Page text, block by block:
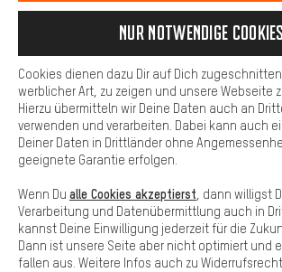
Hinweisgebersystem Hinweise zur
Cookie-Einstellungen Kontrast
Alle Preise verstehen sich in Euro und exkl.
Versandkostenfür Lieferung
Verfügung stellen. Zudem hast du die
Services zu nutzen, die es dir erleichtern
finden. Beispielsweise bieten wir eine
Fragen schnell und unkompliziert
Basis
Basis-Cookies gewährleisten, dass Du
grundsätzlich nutzen kannst.
Nur Notwendige Cookies
Cookies dienen dazu Dir auf Dich
werblicher Art, zu zeigen und unsere Webseite
Hierzu übermitteln wir Deine Daten auch an
verwenden und verarbeiten. Dabei kann auch
Deiner Daten in Drittländer ohne
geeignete Garantie erfolgen.
Wenn Du alle Cookies akzeptierst , dann willigst
Verarbeitung und Datenübermittlung auch in
kannst Deine Einwilligung jederzeit für die
Dann ist unsere Seite aber nicht optimiert und
fallen aus. Weitere Infos auch zu